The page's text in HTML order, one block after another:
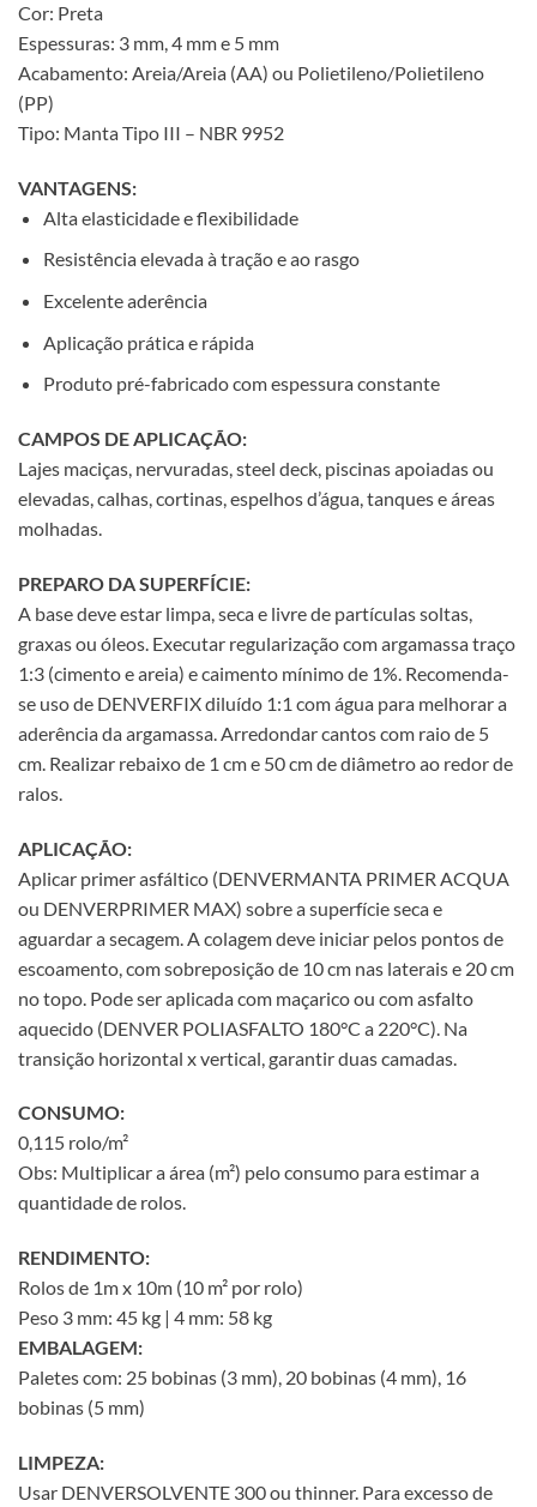
Cor: Preta
Espessuras: 3 mm, 4 mm e 5 mm
Acabamento: Areia/Areia (AA) ou Polietileno/Polietileno
(PP)
Tipo: Manta Tipo III – NBR 9952
VANTAGENS:
Alta elasticidade e flexibilidade
Resistência elevada à tração e ao rasgo
Excelente aderência
Aplicação prática e rápida
Produto pré-fabricado com espessura constante
CAMPOS DE APLICAÇÃO:
Lajes maciças, nervuradas, steel deck, piscinas apoiadas ou
elevadas, calhas, cortinas, espelhos d’água, tanques e áreas
molhadas.
PREPARO DA SUPERFÍCIE:
A base deve estar limpa, seca e livre de partículas soltas,
graxas ou óleos. Executar regularização com argamassa traço
1:3 (cimento e areia) e caimento mínimo de 1%. Recomenda-
se uso de DENVERFIX diluído 1:1 com água para melhorar a
aderência da argamassa. Arredondar cantos com raio de 5
cm. Realizar rebaixo de 1 cm e 50 cm de diâmetro ao redor de
ralos.
APLICAÇÃO:
Aplicar primer asfáltico (DENVERMANTA PRIMER ACQUA
ou DENVERPRIMER MAX) sobre a superfície seca e
aguardar a secagem. A colagem deve iniciar pelos pontos de
escoamento, com sobreposição de 10 cm nas laterais e 20 cm
no topo. Pode ser aplicada com maçarico ou com asfalto
aquecido (DENVER POLIASFALTO 180°C a 220°C). Na
transição horizontal x vertical, garantir duas camadas.
CONSUMO:
0,115 rolo/m²
Obs: Multiplicar a área (m²) pelo consumo para estimar a
quantidade de rolos.
RENDIMENTO:
Rolos de 1m x 10m (10 m² por rolo)
Peso 3 mm: 45 kg | 4 mm: 58 kg
EMBALAGEM:
Paletes com: 25 bobinas (3 mm), 20 bobinas (4 mm), 16
bobinas (5 mm)
LIMPEZA:
Usar DENVERSOLVENTE 300 ou thinner. Para excesso de